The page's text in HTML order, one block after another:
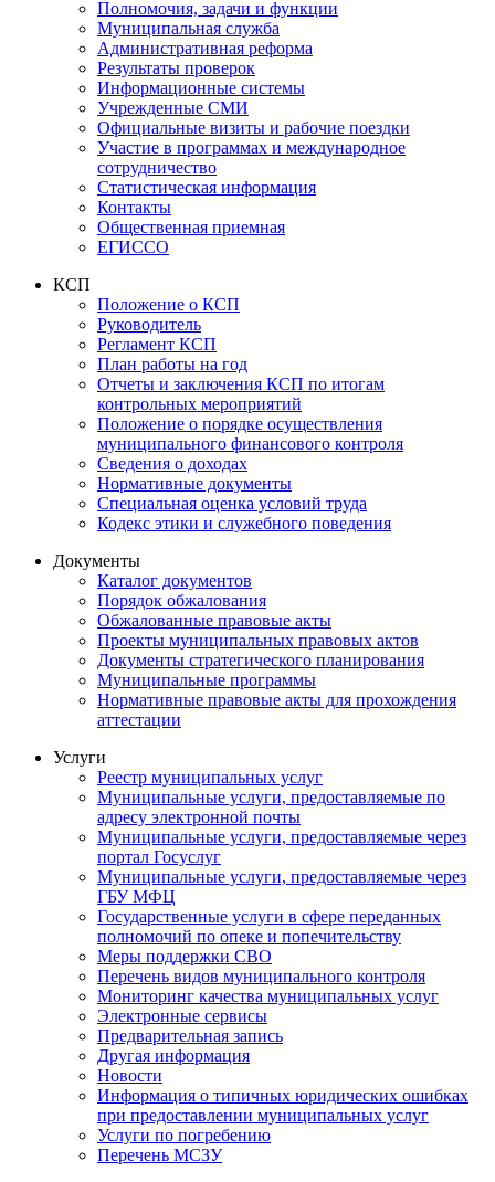
Полномочия, задачи и функции
Муниципальная служба
Административная реформа
Результаты проверок
Информационные системы
Учрежденные СМИ
Официальные визиты и рабочие поездки
Участие в программах и международное
сотрудничество
Статистическая информация
Контакты
Общественная приемная
ЕГИССО
КСП
Положение о КСП
Руководитель
Регламент КСП
План работы на год
Отчеты и заключения КСП по итогам
контрольных мероприятий
Положение о порядке осуществления
муниципального финансового контроля
Сведения о доходах
Нормативные документы
Специальная оценка условий труда
Кодекс этики и служебного поведения
Документы
Каталог документов
Порядок обжалования
Обжалованные правовые акты
Проекты муниципальных правовых актов
Документы стратегического планирования
Муниципальные программы
Нормативные правовые акты для прохождения
аттестации
Услуги
Реестр муниципальных услуг
Муниципальные услуги, предоставляемые по
адресу электронной почты
Муниципальные услуги, предоставляемые через
портал Госуслуг
Муниципальные услуги, предоставляемые через
ГБУ МФЦ
Государственные услуги в сфере переданных
полномочий по опеке и попечительству
Меры поддержки СВО
Перечень видов муниципального контроля
Мониторинг качества муниципальных услуг
Электронные сервисы
Предварительная запись
Другая информация
Новости
Информация о типичных юридических ошибках
при предоставлении муниципальных услуг
Услуги по погребению
Перечень МСЗУ